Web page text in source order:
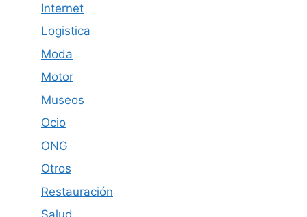
Internet
Logistica
Moda
Motor
Museos
Ocio
ONG
Otros
Restauración